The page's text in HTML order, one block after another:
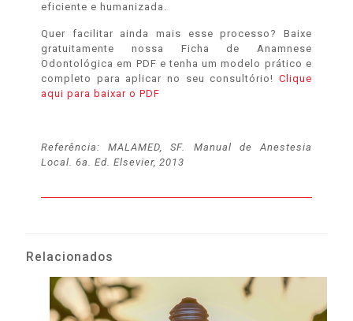
eficiente e humanizada.
Quer facilitar ainda mais esse processo? Baixe
gratuitamente nossa Ficha de Anamnese
Odontológica em PDF e tenha um modelo prático e
completo para aplicar no seu consultório! Clique
aqui para baixar o PDF
Referência: MALAMED, SF. Manual de Anestesia
Local. 6a. Ed. Elsevier, 2013
Relacionados